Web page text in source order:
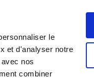
le
et d'analyser notre
nos
combiner